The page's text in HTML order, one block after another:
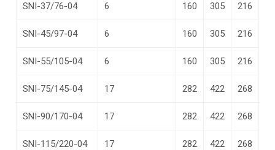
SNI-37/76-04 6 160 305 216
SNI-45/97-04 6 160 305 216
SNI-55/105-04 6 160 305 216
SNI-75/145-04 17 282 422 268
SNI-90/170-04 17 282 422 268
SNI-115/220-04 17 282 422 268